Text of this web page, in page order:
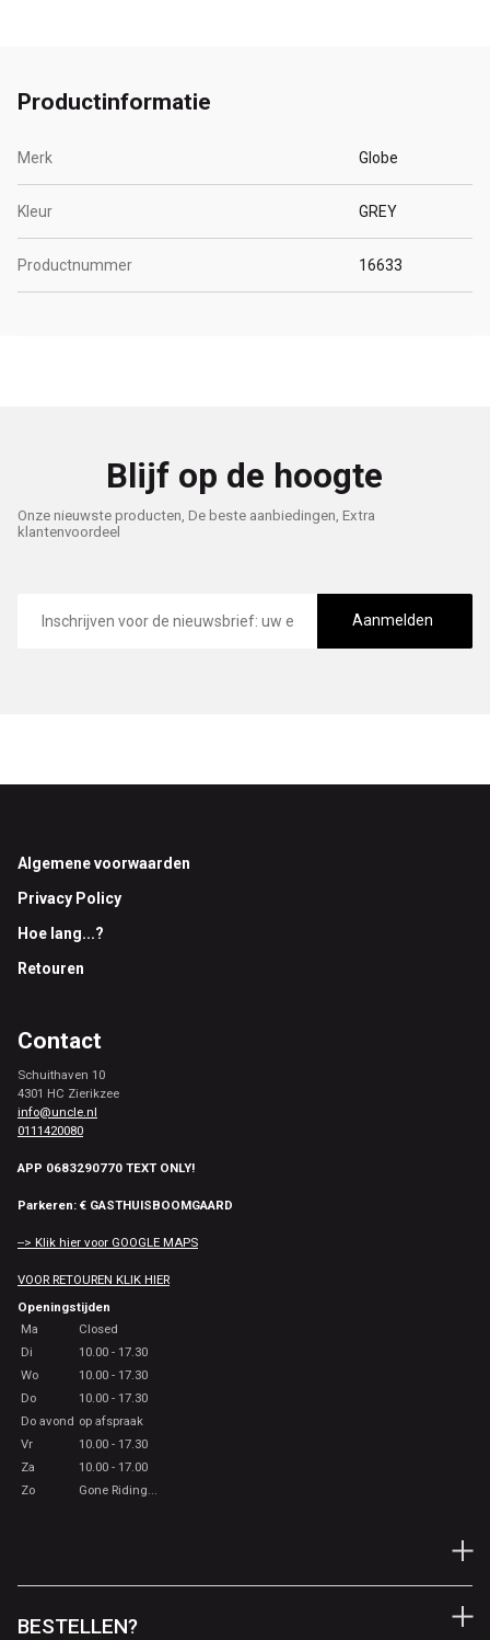
Productinformatie
Merk Globe
Kleur GREY
Productnummer 16633
Blijf op de hoogte
Onze nieuwste producten, De beste aanbiedingen, Extra
klantenvoordeel
mailadres
Aanmelden
Footer
Algemene voorwaarden
Privacy Policy
Hoe lang...?
Retouren
Contact
Schuithaven 10
4301 HC Zierikzee
info@uncle.nl
0111420080
APP 0683290770 TEXT ONLY!
Parkeren: € GASTHUISBOOMGAARD
--> Klik hier voor GOOGLE MAPS
VOOR RETOUREN KLIK HIER
Openingstijden
Ma
Closed
Di
10.00 - 17.30
Wo
10.00 - 17.30
Do
10.00 - 17.30
Do avond op afspraak
Vr
10.00 - 17.30
Za
10.00 - 17.00
Zo
Gone Riding...
BESTELLEN?